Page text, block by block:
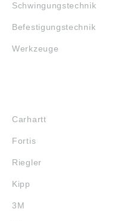
Schwingungstechnik
Befestigungstechnik
Werkzeuge
Carhartt
Fortis
Riegler
Kipp
3M